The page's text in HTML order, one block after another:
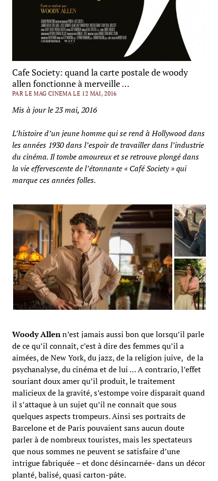
Cafe Society: quand la carte postale de woody
allen fonctionne à merveille …
PAR LE MAG CINEMA LE 12 MAI, 2016
Mis à jour le 23 mai, 2016
L’histoire d’un jeune homme qui se rend à Hollywood dans
les années 1930 dans l’espoir de travailler dans l’industrie
du cinéma. Il tombe amoureux et se retrouve plongé dans
la vie effervescente de l’étonnante « Café Society » qui
marque ces années folles.
Woody Allenn’est jamais aussi bon que lorsqu’il parle
de ce qu’il connaît, c’est à dire des femmes qu’il a
aimées, de New York, du jazz, de la religion juive, de la
psychanalyse, du cinéma et de lui … A contrario, l’effet
souriant doux amer qu’il produit, le traitement
malicieux de la gravité, s’estompe voire disparaît quand
il s’attaque à un sujet qu’il ne connaît que sous
quelques aspects trompeurs. Ainsi ses portraits de
Barcelone et de Paris pouvaient sans aucun doute
parler à de nombreux touristes, mais les spectateurs
que nous sommes ne peuvent se satisfaire d’une
intrigue fabriquée – et donc désincarnée- dans un décor
planté, balisé, quasi carton-pâte.